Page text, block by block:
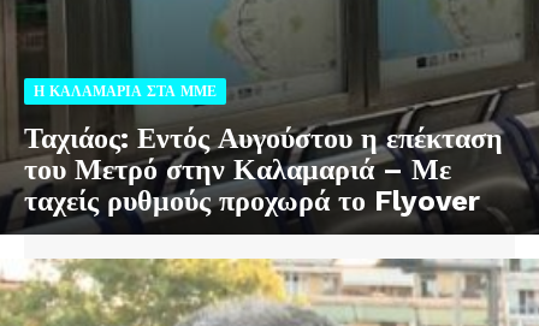
Η ΚΑΛΑΜΑΡΙΑ ΣΤΑ ΜΜΕ
Ταχιάος: Εντός Αυγούστου η επέκταση
του Μετρό στην Καλαμαριά – Με
ταχείς ρυθμούς προχωρά το Flyover